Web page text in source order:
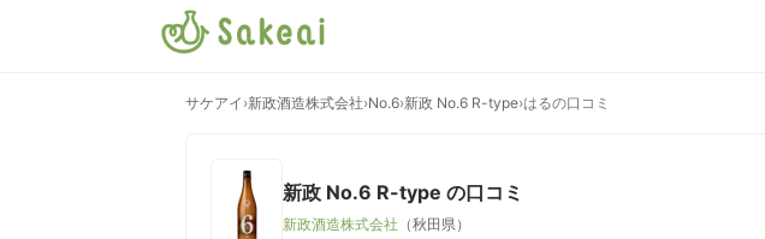
サケアイ ›新政酒造株式会社›No.6›新政 No.6 R-type›はるの口コミ
新政 No.6 R-type の口コミ
新政酒造株式会社 （秋田県）